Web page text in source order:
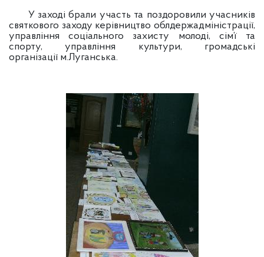
У заході брали участь та поздоровили учасників
святкового заходу керівництво облдержадміністрації,
управління соціального захисту молоді, сім’ї та
спорту, управління культури, громадські
організації м.Луганська.